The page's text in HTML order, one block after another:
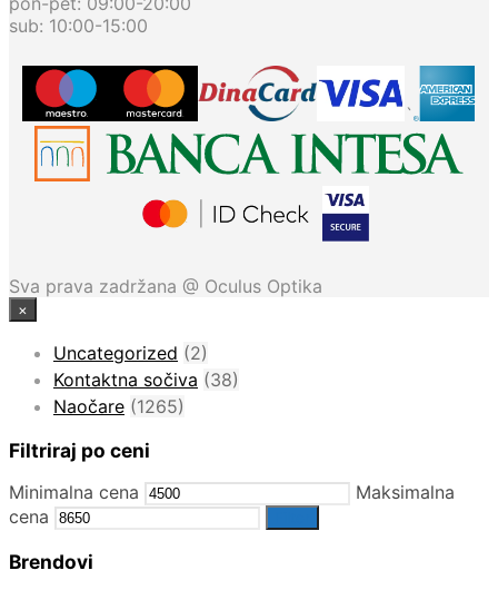
sub: 10:00-15:00
`
Sva prava zadržana @ Oculus Optika
×
Uncategorized (2)
Kontaktna sočiva (38)
Naočare (1265)
Filtriraj po ceni
Minimalna cena
Maksimalna
cena
Brendovi